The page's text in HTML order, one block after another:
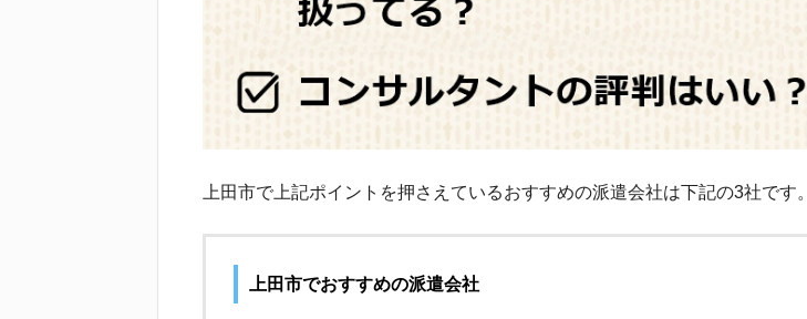
上田市で上記ポイントを押さえているおすすめの派遣会社は下記の3社です。
上田市でおすすめの派遣会社